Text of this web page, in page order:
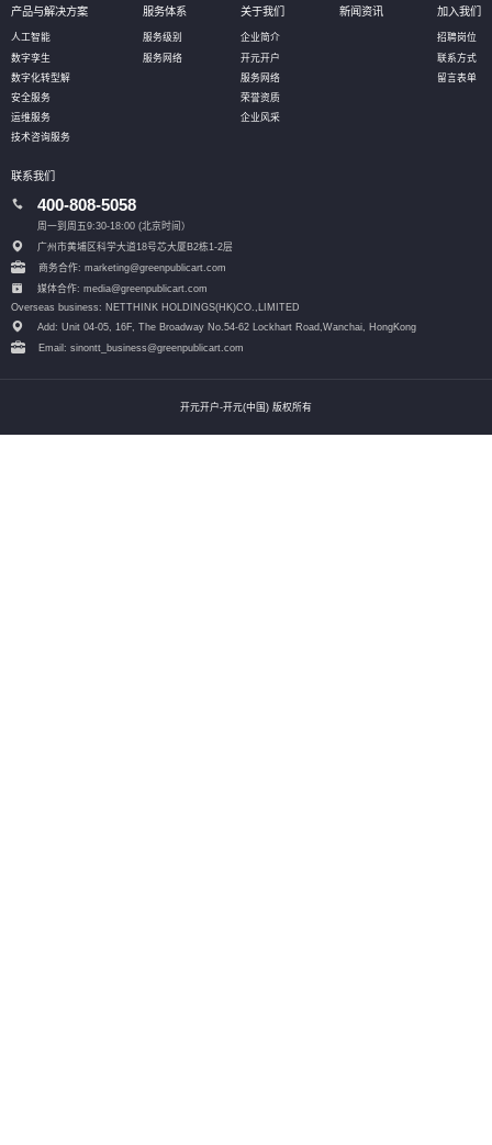
产品与解决方案
人工智能
数字孪生
数字化转型解
安全服务
运维服务
技术咨询服务
服务体系
服务级别
服务网络
关于我们
企业简介
开元开户
服务网络
荣誉资质
企业风采
新闻资讯 加入我们
招聘岗位
联系方式
留言表单
联系我们
400-808-5058
周一到周五9:30-18:00 (北京时间）
广州市黄埔区科学大道18号芯大厦B2栋1-2层
商务合作: marketing@greenpublicart.com
媒体合作: media@greenpublicart.com
Overseas business: NETTHINK HOLDINGS(HK)CO.,LIMITED
Add: Unit 04-05, 16F, The Broadway No.54-62 Lockhart Road, Wanchai, HongKong
Email: sinontt_business@greenpublicart.com
开元开户-开元(中国) 版权所有